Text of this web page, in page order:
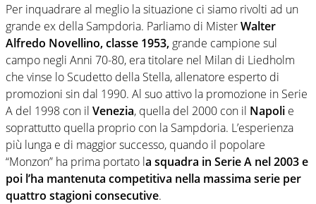
Per inquadrare al meglio la situazione ci siamo rivolti ad un
grande ex della Sampdoria. Parliamo di MisterWalter
Alfredo Novellino, classe 1953, grande campione sul
campo negli Anni 70-80, era titolare nel Milan di Liedholm
che vinse lo Scudetto della Stella, allenatore esperto di
promozioni sin dal 1990. Al suo attivo la promozione in Serie
A del 1998 con il Venezia, quella del 2000 con il Napoli e
soprattutto quella proprio con la Sampdoria. L’esperienza
più lunga e di maggior successo, quando il popolare
“Monzon” ha prima portato la squadra in Serie A nel 2003 e
poi l’ha mantenuta competitiva nella massima serie per
quattro stagioni consecutive.